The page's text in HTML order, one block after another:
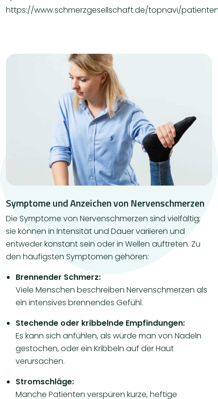
https://www.schmerzgesellschaft.de/topnavi/
Symptome und Anzeichen von Nervenschmerzen
Die Symptome von Nervenschmerzen sind vielfältig;
sie können in Intensität und Dauer variieren und
entweder konstant sein oder in Wellen auftreten. Zu
den häufigsten Symptomen gehören:
Brennender Schmerz:
Viele Menschen beschreiben Nervenschmerzen als
ein intensives brennendes Gefühl.
Stechende oder kribbelnde Empfindungen:
Es kann sich anfühlen, als würde man von Nadeln
gestochen, oder ein Kribbeln auf der Haut
verursachen.
Stromschläge:
Manche Patienten verspüren kurze, heftige